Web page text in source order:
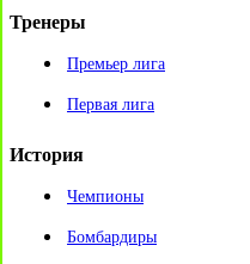
Тренеры
Премьер лига
Первая лига
История
Чемпионы
Бомбардиры